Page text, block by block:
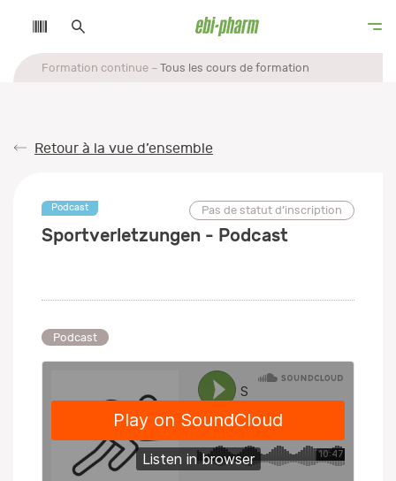
Formation continue Tous les cours de formation
Retour à la vue d’ensemble
Podcast Pas de statut d’inscription
Sportverletzungen - Podcast
Podcast